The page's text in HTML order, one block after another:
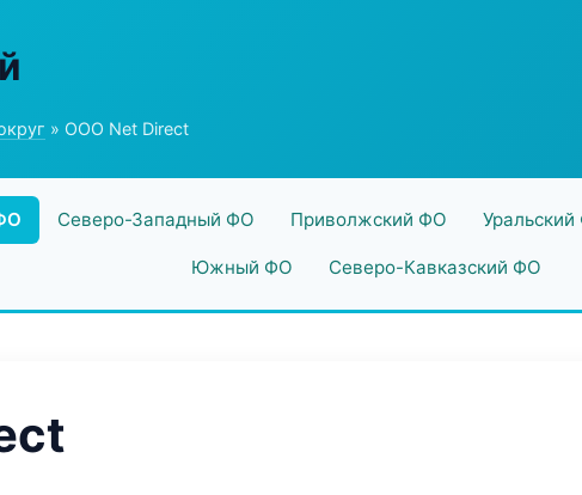
» ООО Net Direct
Северо-Западный ФО Приволжский ФО
Южный ФО Северо-Кавказский ФО